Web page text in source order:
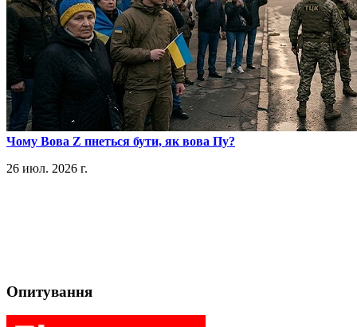
​Чому Вова Z пнеться бути, як вова Пу?
26 июл. 2026 г.
Опитування